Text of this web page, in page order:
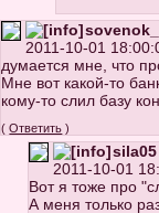
sovenok_
2011-10-01
думается мне, что
Мне вот какой-то
кому-то слил базу
(Ответить )
sila05
2011-10-01
Вот я тоже про
А меня только